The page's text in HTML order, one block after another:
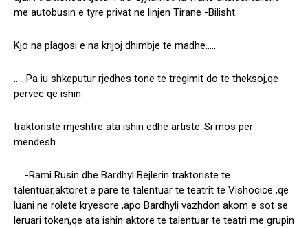
me autobusin e tyre privat ne linjen Tirane -Bilisht.
Kjo na plagosi e na krijoj dhimbje te madhe…..
……Pa iu shkeputur rjedhes tone te tregimit do te theksoj,qe
pervec qe ishin
traktoriste mjeshtre ata ishin edhe artiste..Si mos per
mendesh
-Rami Rusin dhe Bardhyl Bejlerin traktoriste te
talentuar,aktoret e pare te talentuar te teatrit te Vishocice ,qe
luani ne rolete kryesore ,apo Bardhyli vazhdon akom e sot se
leruari token,qe ata ishin aktore te talentuar te teatri me grupin